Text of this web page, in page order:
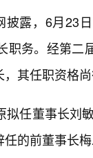
露，6月23
职务。经第
其任职资格
任董事长刘
的前董事长